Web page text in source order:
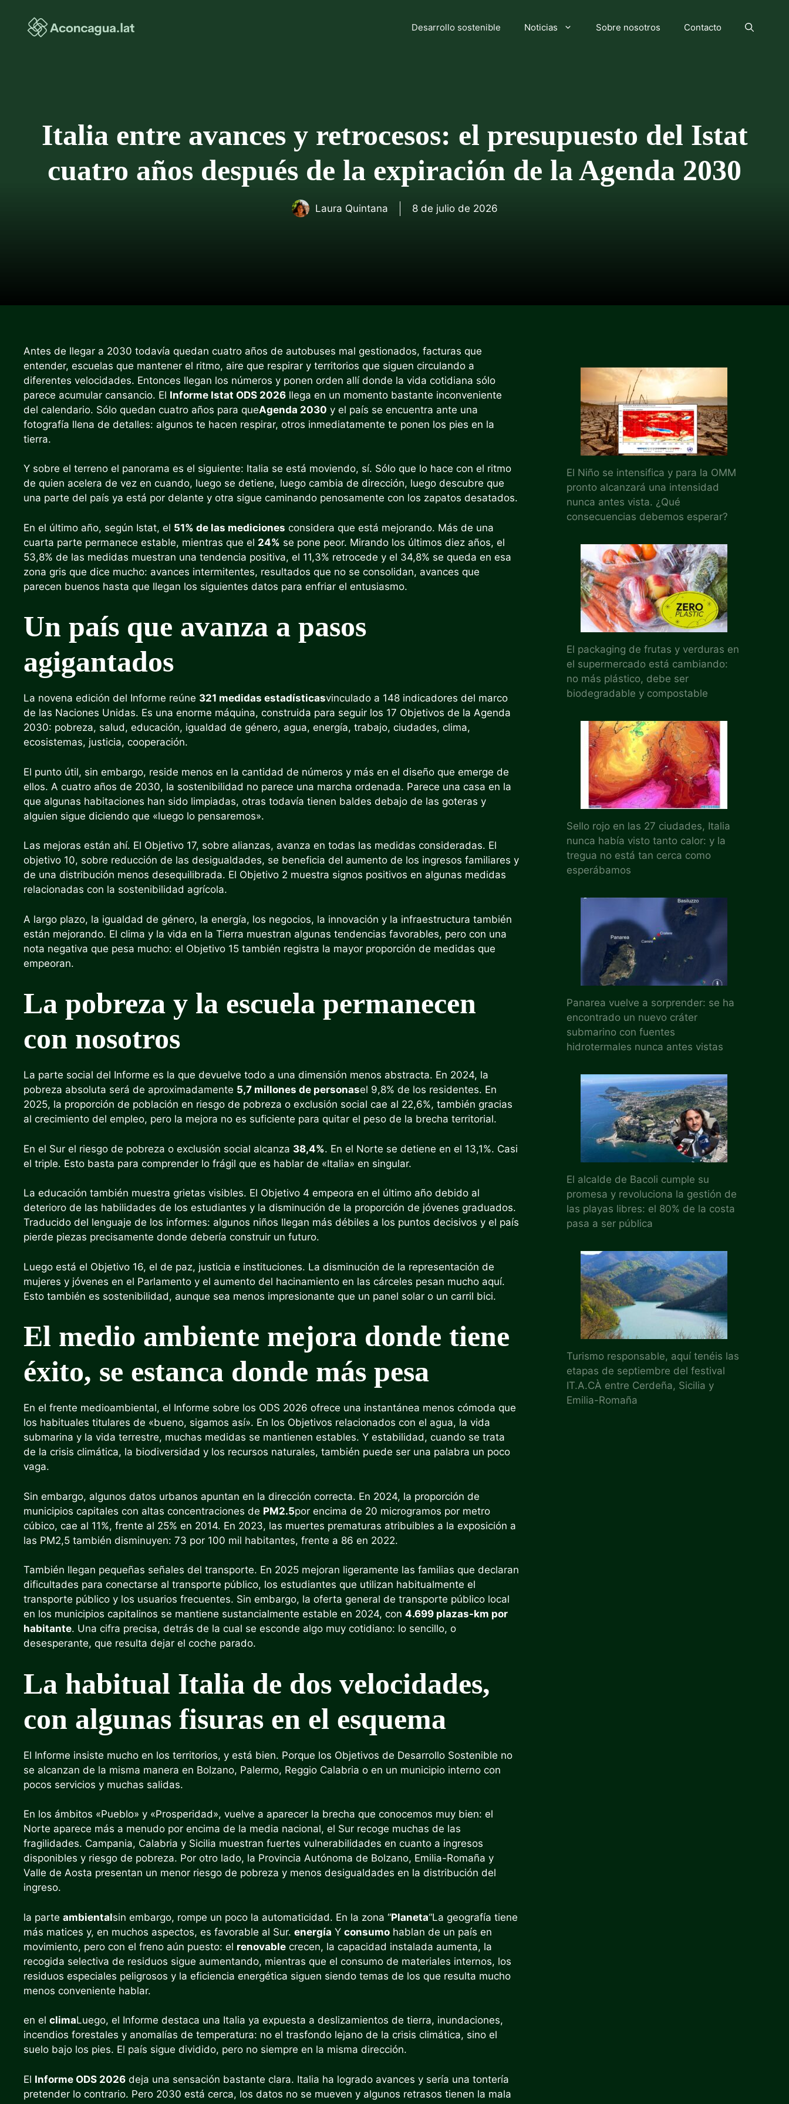
contenido
Desarrollo sostenible Noticias Sobre nosotros Contacto
Italia entre avances y retrocesos: el presupuesto del Istat
cuatro años después de la expiración de la Agenda 2030
Laura Quintana 8 de julio de 2026
Antes de llegar a 2030 todavía quedan cuatro años de autobuses mal gestionados, facturas que
entender, escuelas que mantener el ritmo, aire que respirar y territorios que siguen circulando a
diferentes velocidades. Entonces llegan los números y ponen orden allí donde la vida cotidiana sólo
parece acumular cansancio. El Informe Istat ODS 2026 llega en un momento bastante inconveniente
del calendario. Sólo quedan cuatro años para queAgenda 2030 y el país se encuentra ante una
fotografía llena de detalles: algunos te hacen respirar, otros inmediatamente te ponen los pies en la
tierra.
Y sobre el terreno el panorama es el siguiente: Italia se está moviendo, sí. Sólo que lo hace con el ritmo
de quien acelera de vez en cuando, luego se detiene, luego cambia de dirección, luego descubre que
una parte del país ya está por delante y otra sigue caminando penosamente con los zapatos desatados.
En el último año, según Istat, el 51% de las mediciones considera que está mejorando. Más de una
cuarta parte permanece estable, mientras que el 24% se pone peor. Mirando los últimos diez años, el
53,8% de las medidas muestran una tendencia positiva, el 11,3% retrocede y el 34,8% se queda en esa
zona gris que dice mucho: avances intermitentes, resultados que no se consolidan, avances que
parecen buenos hasta que llegan los siguientes datos para enfriar el entusiasmo.
Un país que avanza a pasos
agigantados
La novena edición del Informe reúne 321 medidas estadísticasvinculado a 148 indicadores del marco
de las Naciones Unidas. Es una enorme máquina, construida para seguir los 17 Objetivos de la Agenda
2030: pobreza, salud, educación, igualdad de género, agua, energía, trabajo, ciudades, clima,
ecosistemas, justicia, cooperación.
El punto útil, sin embargo, reside menos en la cantidad de números y más en el diseño que emerge de
ellos. A cuatro años de 2030, la sostenibilidad no parece una marcha ordenada. Parece una casa en la
que algunas habitaciones han sido limpiadas, otras todavía tienen baldes debajo de las goteras y
alguien sigue diciendo que «luego lo pensaremos».
Las mejoras están ahí. El Objetivo 17, sobre alianzas, avanza en todas las medidas consideradas. El
objetivo 10, sobre reducción de las desigualdades, se beneficia del aumento de los ingresos familiares y
de una distribución menos desequilibrada. El Objetivo 2 muestra signos positivos en algunas medidas
relacionadas con la sostenibilidad agrícola.
A largo plazo, la igualdad de género, la energía, los negocios, la innovación y la infraestructura también
están mejorando. El clima y la vida en la Tierra muestran algunas tendencias favorables, pero con una
nota negativa que pesa mucho: el Objetivo 15 también registra la mayor proporción de medidas que
empeoran.
La pobreza y la escuela permanecen
con nosotros
La parte social del Informe es la que devuelve todo a una dimensión menos abstracta. En 2024, la
pobreza absoluta será de aproximadamente 5,7 millones de personasel 9,8% de los residentes. En
2025, la proporción de población en riesgo de pobreza o exclusión social cae al 22,6%, también gracias
al crecimiento del empleo, pero la mejora no es suficiente para quitar el peso de la brecha territorial.
En el Sur el riesgo de pobreza o exclusión social alcanza 38,4%. En el Norte se detiene en el 13,1%. Casi
el triple. Esto basta para comprender lo frágil que es hablar de «Italia» en singular.
La educación también muestra grietas visibles. El Objetivo 4 empeora en el último año debido al
deterioro de las habilidades de los estudiantes y la disminución de la proporción de jóvenes graduados.
Traducido del lenguaje de los informes: algunos niños llegan más débiles a los puntos decisivos y el país
pierde piezas precisamente donde debería construir un futuro.
Luego está el Objetivo 16, el de paz, justicia e instituciones. La disminución de la representación de
mujeres y jóvenes en el Parlamento y el aumento del hacinamiento en las cárceles pesan mucho aquí.
Esto también es sostenibilidad, aunque sea menos impresionante que un panel solar o un carril bici.
El medio ambiente mejora donde tiene
éxito, se estanca donde más pesa
En el frente medioambiental, el Informe sobre los ODS 2026 ofrece una instantánea menos cómoda que
los habituales titulares de «bueno, sigamos así». En los Objetivos relacionados con el agua, la vida
submarina y la vida terrestre, muchas medidas se mantienen estables. Y estabilidad, cuando se trata
de la crisis climática, la biodiversidad y los recursos naturales, también puede ser una palabra un poco
vaga.
Sin embargo, algunos datos urbanos apuntan en la dirección correcta. En 2024, la proporción de
municipios capitales con altas concentraciones de PM2.5por encima de 20 microgramos por metro
cúbico, cae al 11%, frente al 25% en 2014. En 2023, las muertes prematuras atribuibles a la exposición a
las PM2,5 también disminuyen: 73 por 100 mil habitantes, frente a 86 en 2022.
También llegan pequeñas señales del transporte. En 2025 mejoran ligeramente las familias que declaran
dificultades para conectarse al transporte público, los estudiantes que utilizan habitualmente el
transporte público y los usuarios frecuentes. Sin embargo, la oferta general de transporte público local
en los municipios capitalinos se mantiene sustancialmente estable en 2024, con 4.699 plazas-km por
habitante. Una cifra precisa, detrás de la cual se esconde algo muy cotidiano: lo sencillo, o
desesperante, que resulta dejar el coche parado.
La habitual Italia de dos velocidades,
con algunas fisuras en el esquema
El Informe insiste mucho en los territorios, y está bien. Porque los Objetivos de Desarrollo Sostenible no
se alcanzan de la misma manera en Bolzano, Palermo, Reggio Calabria o en un municipio interno con
pocos servicios y muchas salidas.
En los ámbitos «Pueblo» y «Prosperidad», vuelve a aparecer la brecha que conocemos muy bien: el
Norte aparece más a menudo por encima de la media nacional, el Sur recoge muchas de las
fragilidades. Campania, Calabria y Sicilia muestran fuertes vulnerabilidades en cuanto a ingresos
disponibles y riesgo de pobreza. Por otro lado, la Provincia Autónoma de Bolzano, Emilia-Romaña y
Valle de Aosta presentan un menor riesgo de pobreza y menos desigualdades en la distribución del
ingreso.
la parte ambientalsin embargo, rompe un poco la automaticidad. En la zona “Planeta“La geografía tiene
más matices y, en muchos aspectos, es favorable al Sur. energía Y consumo hablan de un país en
movimiento, pero con el freno aún puesto: el renovable crecen, la capacidad instalada aumenta, la
recogida selectiva de residuos sigue aumentando, mientras que el consumo de materiales internos, los
residuos especiales peligrosos y la eficiencia energética siguen siendo temas de los que resulta mucho
menos conveniente hablar.
en el climaLuego, el Informe destaca una Italia ya expuesta a deslizamientos de tierra, inundaciones,
incendios forestales y anomalías de temperatura: no el trasfondo lejano de la crisis climática, sino el
suelo bajo los pies. El país sigue dividido, pero no siempre en la misma dirección.
El Informe ODS 2026 deja una sensación bastante clara. Italia ha logrado avances y sería una tontería
pretender lo contrario. Pero 2030 está cerca, los datos no se mueven y algunos retrasos tienen la mala
El Niño se intensifica y para la OMM
pronto alcanzará una intensidad
nunca antes vista. ¿Qué
consecuencias debemos esperar?
El packaging de frutas y verduras en
el supermercado está cambiando:
no más plástico, debe ser
biodegradable y compostable
Sello rojo en las 27 ciudades, Italia
nunca había visto tanto calor: y la
tregua no está tan cerca como
esperábamos
Panarea vuelve a sorprender: se ha
encontrado un nuevo cráter
submarino con fuentes
hidrotermales nunca antes vistas
El alcalde de Bacoli cumple su
promesa y revoluciona la gestión de
las playas libres: el 80% de la costa
pasa a ser pública
Turismo responsable, aquí tenéis las
etapas de septiembre del festival
IT.A.CÀ entre Cerdeña, Sicilia y
Emilia-Romaña